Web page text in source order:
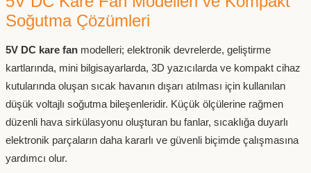
Soğutma Sistemi
Koruyucu Ambalaj
Toplama Makineleri
Kasnak
FF Vidalı Mil Uç Yatakları
Rulmanı
Tutucu Çatal Gripper
Çektirme Civatası-Pull
Sıfırlama Probları
Motor
Spindle Motor
Kablo Kanalı
Kablo Kanalı
Kablo Kanalı
Kablo Kanalı
380/220V Difaze
220V/220V Monofaze
Trafoları
Ampermetre
Kartları
Sürücüler & Dimmer
Motoru
Kontrol Kartı
Küresel Vana
Sayaç-Su Akış Sensörleri
Sensörleri
lazer Sensörleri
Sensörler
Sıcaklık-Nem Ölçer
Soğutucular
Pi
Fan
Abg Pla+
Kompozit Karbür Frezeler
Strafor Reklam Kesici
Parmak Frezeler
Soğutma Çözümleri
5V DC kare fan modelleri; elektronik devrelerde, geliştirme
kartlarında, mini bilgisayarlarda, 3D yazıcılarda ve kompakt cihaz
kutularında oluşan sıcak havanın dışarı atılması için kullanılan
düşük voltajlı soğutma bileşenleridir. Küçük ölçülerine rağmen
düzenli hava sirkülasyonu oluşturan bu fanlar, sıcaklığa duyarlı
elektronik parçaların daha kararlı ve güvenli biçimde çalışmasına
yardımcı olur.